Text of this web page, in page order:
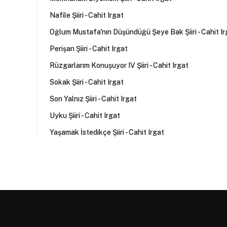
Nafile Şiiri - Cahit Irgat
Oğlum Mustafa'nın Düşündüğü Şeye Bak Şiiri - Cahit
Perişan Şiiri - Cahit Irgat
Rüzgarlarım Konuşuyor IV Şiiri - Cahit Irgat
Sokak Şiiri - Cahit Irgat
Son Yalnız Şiiri - Cahit Irgat
Uyku Şiiri - Cahit Irgat
Yaşamak İstedikçe Şiiri - Cahit Irgat